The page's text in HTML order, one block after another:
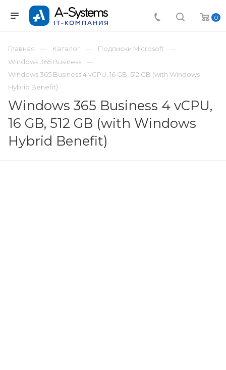
0
Главная Каталог
Подписки Microsoft
Windows 365 Business
Windows 365 Business 4 vCPU, 16 GB, 512 GB (with Windows
Hybrid Benefit)
Windows 365 Business 4 vCPU,
16 GB, 512 GB (with Windows
Hybrid Benefit)